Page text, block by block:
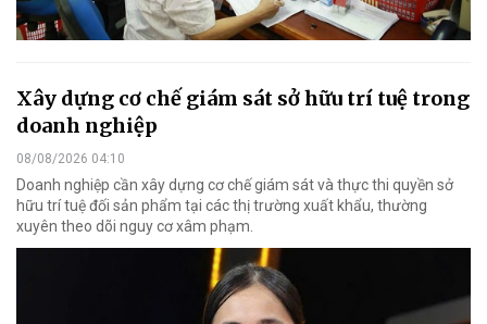
Xây dựng cơ chế giám sát sở hữu trí tuệ trong
doanh nghiệp
08/08/2026 04:10
Doanh nghiệp cần xây dựng cơ chế giám sát và thực thi quyền sở
hữu trí tuệ đối sản phẩm tại các thị trường xuất khẩu, thường
xuyên theo dõi nguy cơ xâm phạm.